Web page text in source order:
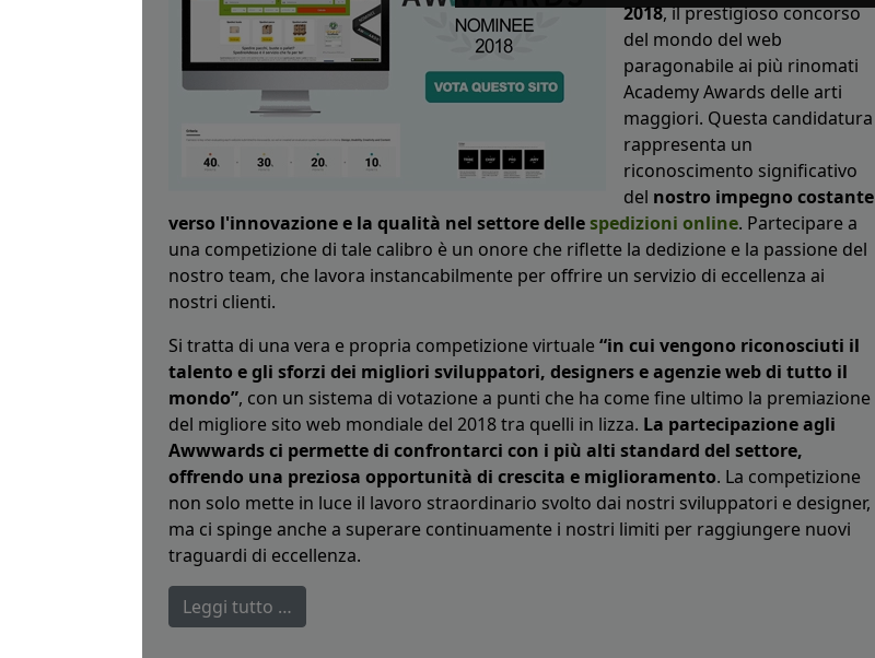
2018, il prestigioso concorso
del mondo del web
paragonabile ai più rinomati
Academy Awards delle arti
maggiori. Questa candidatura
rappresenta un
riconoscimento significativo
del nostro impegno costante
verso l'innovazione e la qualità nel settore dellespedizioni online. Partecipare a
una competizione di tale calibro è un onore che riflette la dedizione e la passione del
nostro team, che lavora instancabilmente per offrire un servizio di eccellenza ai
nostri clienti.
Si tratta di una vera e propria competizione virtuale“in cui vengono riconosciuti il
talento e gli sforzi dei migliori sviluppatori, designers e agenzie web di tutto il
mondo”, con un sistema di votazione a punti che ha come fine ultimo la premiazione
del migliore sito web mondiale del 2018 tra quelli in lizza. La partecipazione agli
Awwwards ci permette di confrontarci con i più alti standard del settore,
offrendo una preziosa opportunità di crescita e miglioramento. La competizione
non solo mette in luce il lavoro straordinario svolto dai nostri sviluppatori e designer,
ma ci spinge anche a superare continuamente i nostri limiti per raggiungere nuovi
traguardi di eccellenza.
Leggi tutto …